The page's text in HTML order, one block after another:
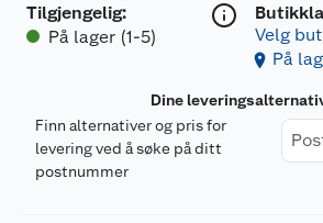
Tilgjengelig:
På lager (1-5)
Velg
På
Dine
Finn alternativer og pris for
levering ved å søke på ditt
postnummer